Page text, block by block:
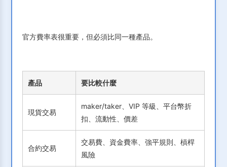
官方費率表很重要，但必須比同一種產品。
產品 要比較什麼
現貨交易
maker/taker、VIP 等級、平台幣折
扣、流動性、價差
合約交易
交易費、資金費率、強平規則、槓桿
風險